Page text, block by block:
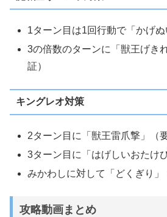
1ターン目は1回行動で「かげ
3の倍数のターンに「獣王げき
証）
キングレオ対策
2ターン目に「獣王雷爪撃」（
3ターン目に「はげしいおたけ
みかわしに対して「どくぎり」
攻略動画まとめ